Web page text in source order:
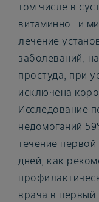
том числе в
витаминно- и
лечение
заболеваний,
простуда, при
исключена
Исследование
недомоганий
течение
дней, как
врача в первый